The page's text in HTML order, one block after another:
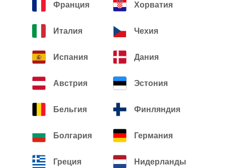
Франция Хорватия
Греция Нидерланды
Италия Чехия
Испания Дания
Австрия Эстония
Бельгия Финляндия
Болгария Германия